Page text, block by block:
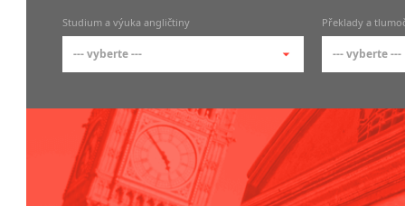
Studium a výuka angličtiny
--- vyberte ---
Angličtina v ČR
Angličtina
Angličtina Praha
Angličtina Brno
Překlady a
--- vyberte ---